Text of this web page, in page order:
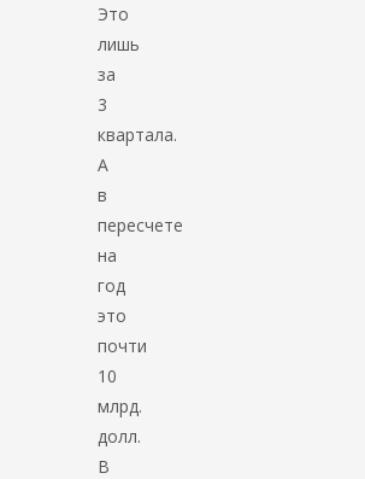
Это
лишь
за
3
квартала.
А
в
пересчете
на
год
это
почти
10
млрд.
долл.
В